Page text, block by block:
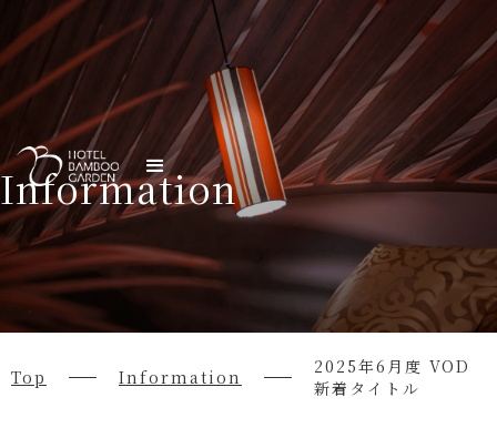
Information
Top Information
2025年6月度 VOD
新着タイトル